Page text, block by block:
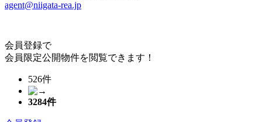
agent@niigata-rea.jp
会員登録で
会員限定公開物件を閲覧できます！
526件
3284件